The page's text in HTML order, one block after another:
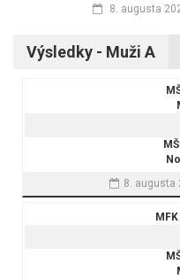
8. augusta
Výsledky - Muži A
8. augusta